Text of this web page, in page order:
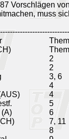
Vorschlägen
muss
2
2
3, 6
4
4
5
6
7, 11
8